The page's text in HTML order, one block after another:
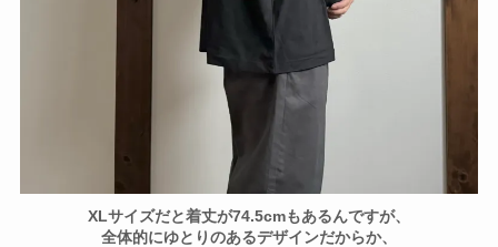
XLサイズだと着丈が74.5cmもあるんですが、
全体的にゆとりのあるデザインだからか、